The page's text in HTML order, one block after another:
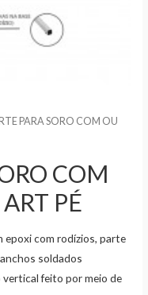
PARA SORO COM OU
COM
PÉ
epoxi com rodízios, parte
soldados
feito por meio de